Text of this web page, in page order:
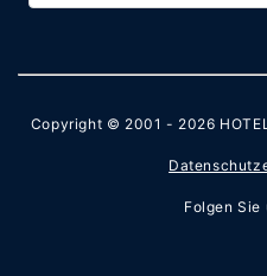
Copyright © 2001 - 2026
Folgen Sie